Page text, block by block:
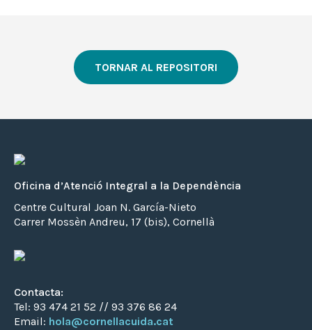
TORNAR AL REPOSITORI
Oficina d’Atenció Integral a la Dependència
Centre Cultural Joan N. García-Nieto
Carrer Mossèn Andreu, 17 (bis), Cornellà
Contacta:
Tel: 93 474 21 52 // 93 376 86 24
Email: hola@cornellacuida.cat